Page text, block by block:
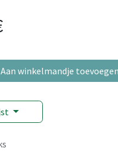
Aan winkelmandje toevoegen